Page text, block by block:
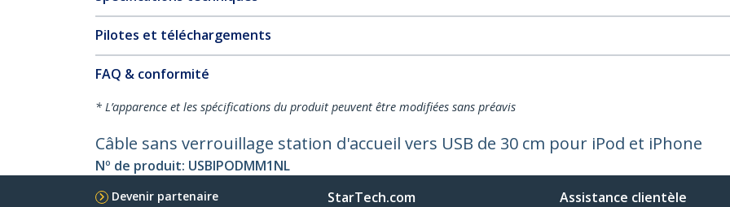
Pilotes et téléchargements
FAQ & conformité
* L’apparence et les spécifications du produit peuvent être modifiées sans préavis
Câble sans verrouillage station d'accueil vers USB de 30 cm pour iPod et iPhone
Nº de produit: USBIPODMM1NL
Devenir partenaire
StarTech.com Assistance clientèle